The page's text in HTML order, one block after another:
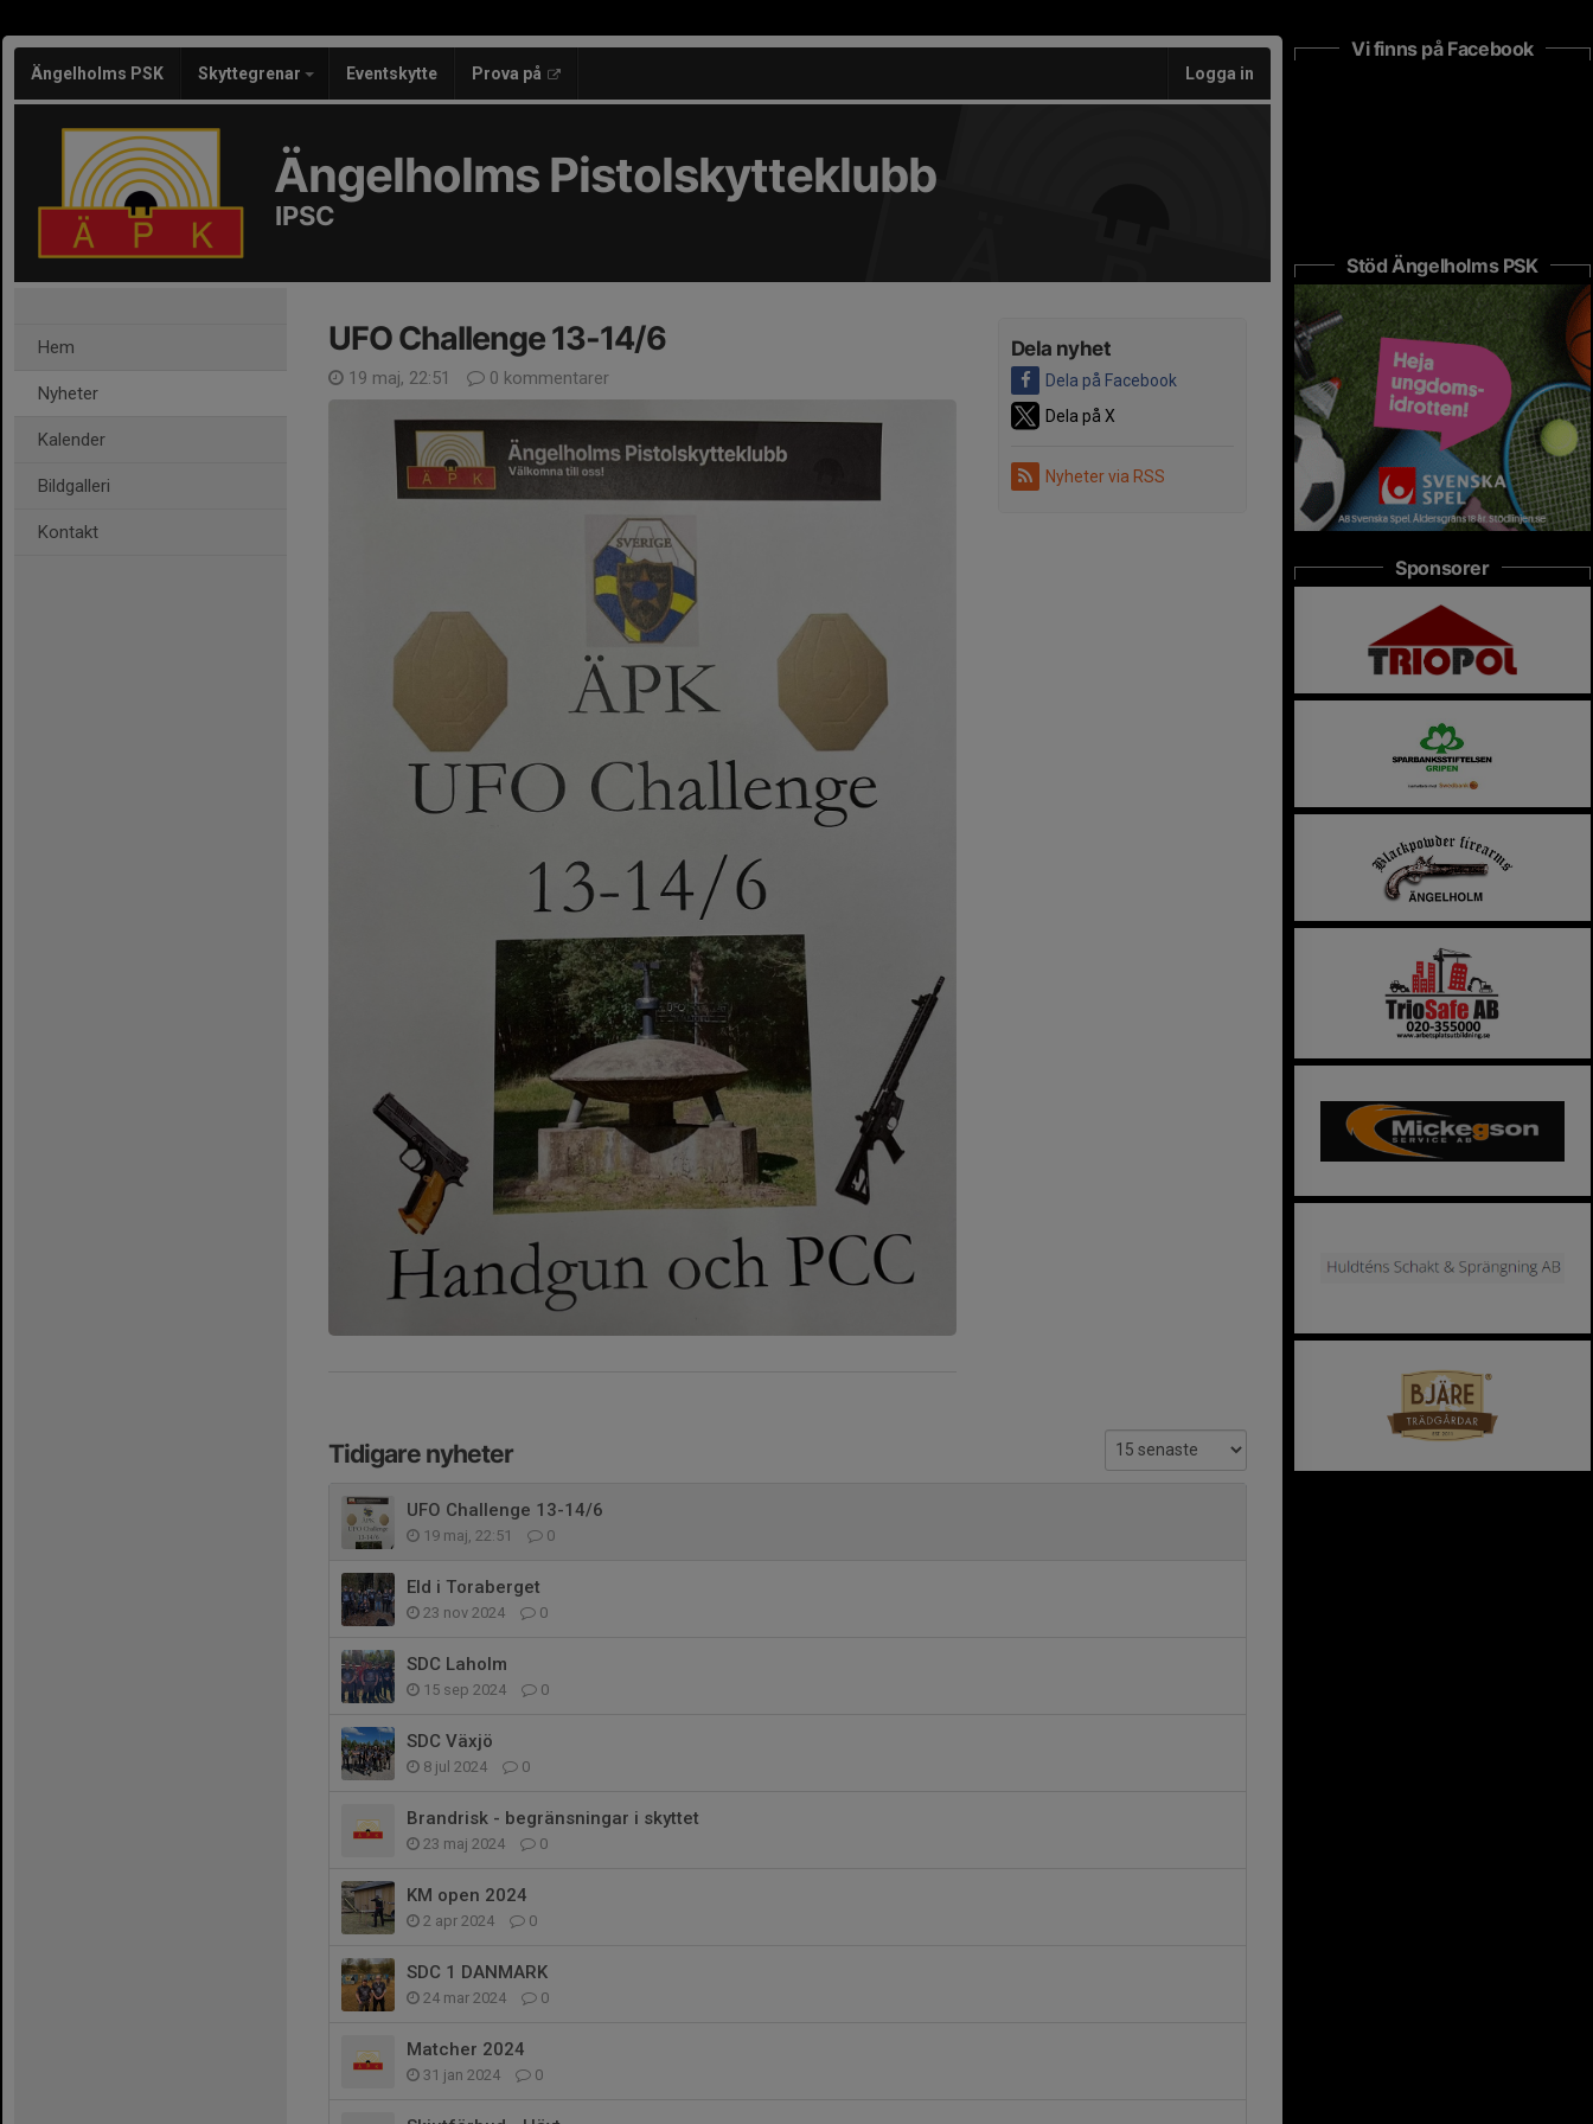
Ängelholms PSK Skyttegrenar Eventskytte Prova på Logga in
Ängelholms Pistolskytteklubb
IPSC
Hem
Nyheter
Kalender
Bildgalleri
Kontakt
Dela nyhet
Dela på Facebook
Dela på X
Nyheter via RSS
UFO Challenge 13-14/6
19 maj, 22:51 0 kommentarer
Tidigare nyheter
UFO Challenge 13-14/6
19 maj, 22:51 0
Eld i Toraberget
23 nov 2024 0
SDC Laholm
15 sep 2024 0
SDC Växjö
8 jul 2024 0
Brandrisk - begränsningar i skyttet
23 maj 2024 0
KM open 2024
2 apr 2024 0
SDC 1 DANMARK
24 mar 2024 0
Matcher 2024
31 jan 2024 0
Vi finns på Facebook
Stöd Ängelholms PSK
Sponsorer